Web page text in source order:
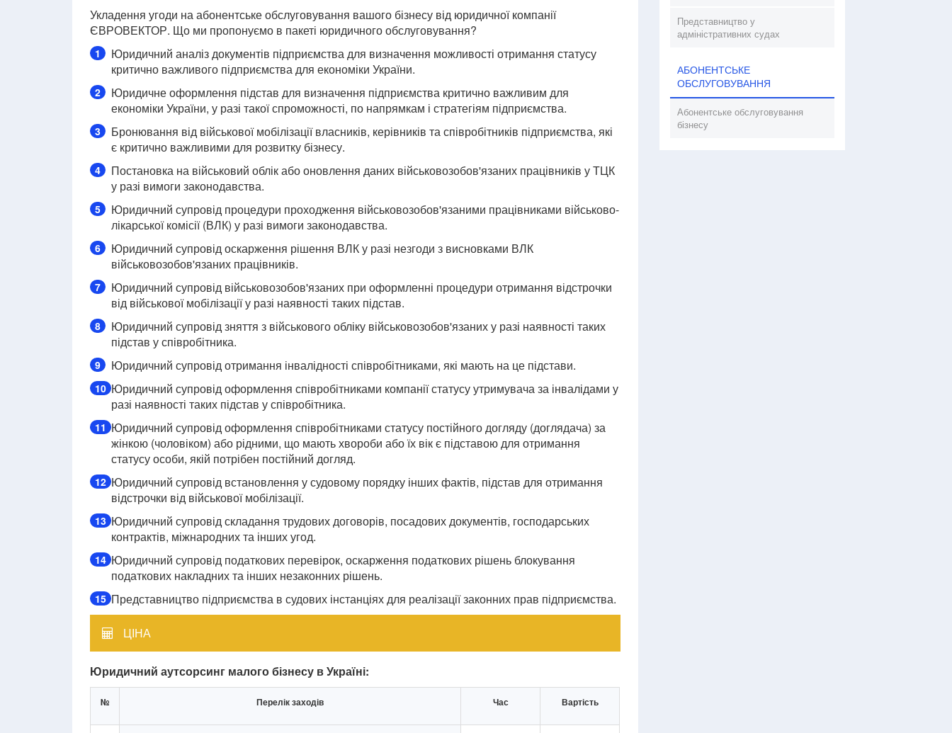
Укладення угоди на абонентське обслуговування вашого бізнесу від юридичної компанії
ЄВРОВЕКТОР. Що ми пропонуємо в пакеті юридичного обслуговування?
1
Юридичний аналіз документів підприємства для визначення можливості отримання статусу
критично важливого підприємства для економіки України.
2
Юридичне оформлення підстав для визначення підприємства критично важливим для
економіки України, у разі такої спроможності, по напрямкам і стратегіям підприємства.
3
Бронювання від військової мобілізації власників, керівників та співробітників підприємства, які
є критично важливими для розвитку бізнесу.
4
Постановка на військовий облік або оновлення даних військовозобов'язаних працівників у ТЦК
у разі вимоги законодавства.
5
Юридичний супровід процедури проходження військовозобов'язаними працівниками військово-
лікарської комісії (ВЛК) у разі вимоги законодавства.
6
Юридичний супровід оскарження рішення ВЛК у разі незгоди з висновками ВЛК
військовозобов'язаних працівників.
7
Юридичний супровід військовозобов'язаних при оформленні процедури отримання відстрочки
від військової мобілізації у разі наявності таких підстав.
8
Юридичний супровід зняття з військового обліку військовозобов'язаних у разі наявності таких
підстав у співробітника.
9 Юридичний супровід отримання інвалідності співробітниками, які мають на це підстави.
10 Юридичний супровід оформлення співробітниками компанії статусу утримувача за інвалідами у
разі наявності таких підстав у співробітника.
11 Юридичний супровід оформлення співробітниками статусу постійного догляду (доглядача) за
жінкою (чоловіком) або рідними, що мають хвороби або їх вік є підставою для отримання
статусу особи, якій потрібен постійний догляд.
12 Юридичний супровід встановлення у судовому порядку інших фактів, підстав для отримання
відстрочки від військової мобілізації.
13 Юридичний супровід складання трудових договорів, посадових документів, господарських
контрактів, міжнародних та інших угод.
14 Юридичний супровід податкових перевірок, оскарження податкових рішень блокування
податкових накладних та інших незаконних рішень.
15 Представництво підприємства в судових інстанціях для реалізації законних прав підприємства.
ЦІНА
Юридичний аутсорсинг малого бізнесу в Україні:
№ Перелік заходів Час Вартість
Представництво у
адміністративних судах
АБОНЕНТСЬКЕ
ОБСЛУГОВУВАННЯ
Абонентське обслуговування
бізнесу